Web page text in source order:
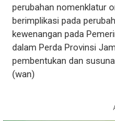
perubahan nomenklatur
berimplikasi pada
kewenangan pada
dalam Perda Provinsi
pembentukan dan
(wan)